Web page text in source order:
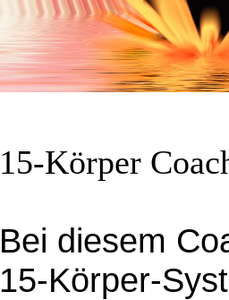
15-Körper
Bei diesem
15-Körper-